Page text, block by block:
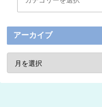
アーカイブ